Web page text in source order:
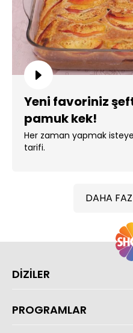
Yeni favoriniz
pamuk kek!
Her zaman yapmak
tarifi.
DAHA
DİZİLER
PROGRAMLAR